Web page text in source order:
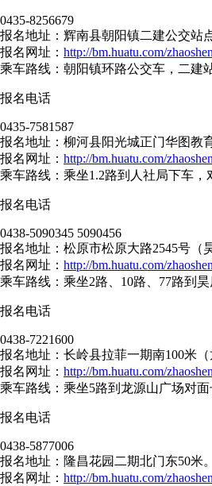
0435-8256679
报名地址：辉南县朝阳镇二建公交站
报名网址： http://bm.huatu.com/
乘车路线：朝阳镇环路公交车，二建
报名电话
0435-7581587
报名地址：柳河县阳光城正门华图教育
报名网址： http://bm.huatu.com/
乘车路线：乘坐1.2路到人社局下车，
报名电话
0438-5090345 5090456
报名地址：松原市松原大路2545号（
报名网址： http://bm.huatu.com/
乘车路线：乘坐2路、10路、77路到昊
报名电话
0438-7221600
报名地址：长岭县拉菲一期南100米（
报名网址： http://bm.huatu.com/
乘车路线：乘坐5路到龙源山广场对面
报名电话
0438-5877006
报名地址：隆昌花园二期北门东50米。
报名网址： http://bm.huatu.com/